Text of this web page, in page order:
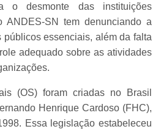
o desmonte das instituições
SN tem denunciando a
públicos essenciais, além da falta
adequado sobre as atividades
(OS) foram criadas no Brasil
Henrique Cardoso (FHC),
Essa legislação estabeleceu